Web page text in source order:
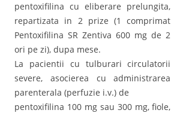
pentoxifilina cu eliberare prelungita,
repartizata in 2 prize (1 comprimat
Pentoxifilina SR Zentiva 600 mg de 2
ori pe zi), dupa mese.
La pacientii cu tulburari circulatorii
severe, asocierea cu administrarea
parenterala (perfuzie i.v.) de
pentoxifilina 100 mg sau 300 mg, fiole,